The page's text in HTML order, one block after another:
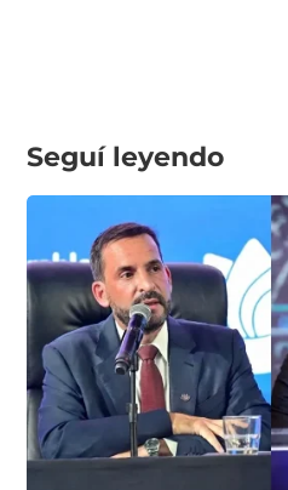
Seguí leyendo